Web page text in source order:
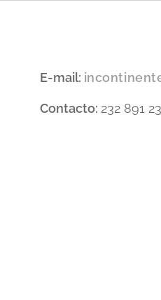
E-mail:
Contacto: 232 891